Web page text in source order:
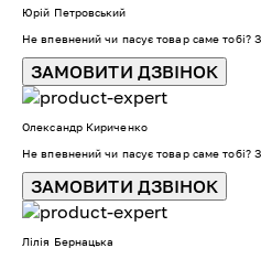
Юрій Петровський
Не впевнений чи пасує товар саме тобі?
ЗАМОВИТИ ДЗВІНОК
Олександр Кириченко
Не впевнений чи пасує товар саме тобі?
ЗАМОВИТИ ДЗВІНОК
Лілія Бернацька